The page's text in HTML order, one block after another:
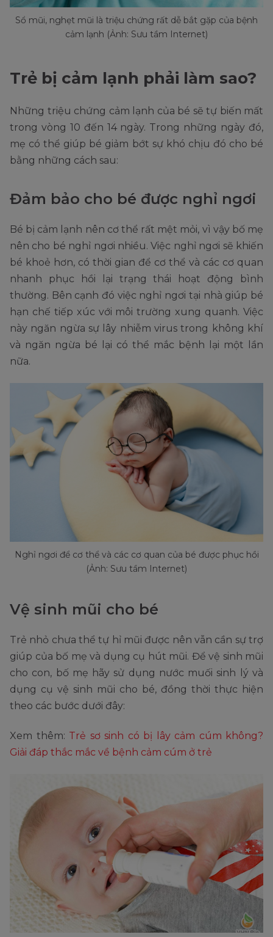
Sổ mũi, nghẹt mũi là triệu chứng rất dễ bắt gặp của bệnh
cảm lạnh (Ảnh: Sưu tầm Internet)
Trẻ bị cảm lạnh phải làm sao?
Những triệu chứng cảm lạnh của bé sẽ tự biến mất
trong vòng 10 đến 14 ngày. Trong những ngày đó,
mẹ có thể giúp bé giảm bớt sự khó chịu đó cho bé
bằng những cách sau:
Đảm bảo cho bé được nghỉ ngơi
Bé bị cảm lạnh nên cơ thể rất mệt mỏi, vì vậy bố mẹ
nên cho bé nghỉ ngơi nhiều. Việc nghỉ ngơi sẽ khiến
bé khoẻ hơn, có thời gian để cơ thể và các cơ quan
nhanh phục hồi lại trạng thái hoạt động bình
thường. Bên cạnh đó việc nghỉ ngơi tại nhà giúp bé
hạn chế tiếp xúc với môi trường xung quanh. Việc
này ngăn ngừa sự lây nhiễm virus trong không khí
và ngăn ngừa bé lại có thể mắc bệnh lại một lần
nữa.
Nghỉ ngơi để cơ thể và các cơ quan của bé được phục hồi
(Ảnh: Sưu tầm Internet)
Vệ sinh mũi cho bé
Trẻ nhỏ chưa thể tự hỉ mũi được nên vẫn cần sự trợ
giúp của bố mẹ và dụng cụ hút mũi. Để vệ sinh mũi
cho con, bố mẹ hãy sử dụng nước muối sinh lý và
dụng cụ vệ sinh mũi cho bé, đồng thời thực hiện
theo các bước dưới đây:
Xem thêm: Trẻ sơ sinh có bị lây cảm cúm không?
Giải đáp thắc mắc về bệnh cảm cúm ở trẻ